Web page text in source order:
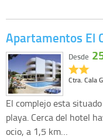
Apartamentos El
Ctra. Cala
Desde
El complejo esta
playa. Cerca del hotel
ocio, a 1,5 km…